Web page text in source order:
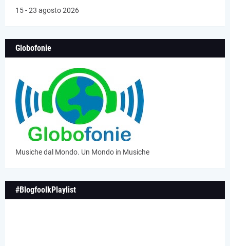
15 - 23 agosto 2026
Globofonie
Musiche dal Mondo. Un Mondo in Musiche
#BlogfoolkPlaylist